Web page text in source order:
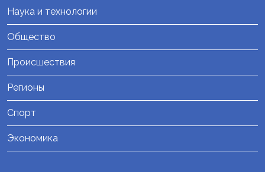
Наука и технологии
Общество
Происшествия
Регионы
Спорт
Экономика